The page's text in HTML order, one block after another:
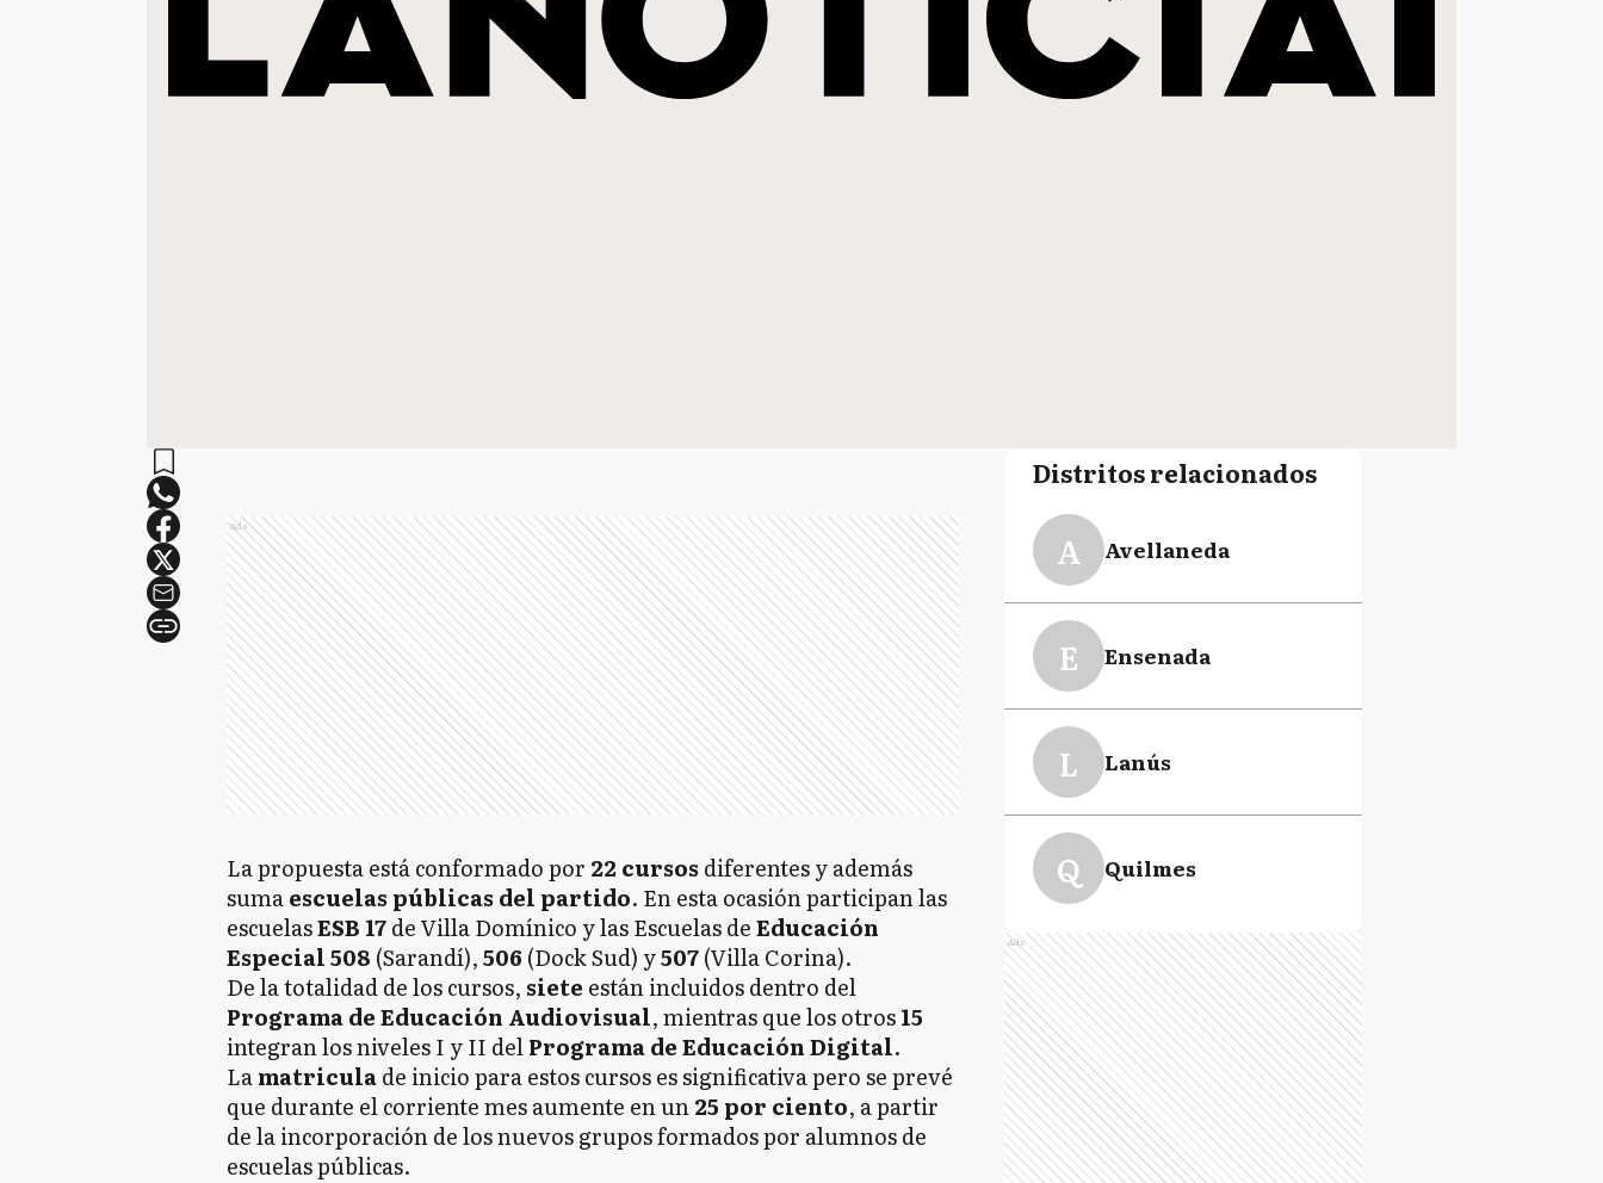
Ads
La propuesta está conformado por 22 cursos diferentes y además
sumaescuelas públicas del partido. En esta ocasión participan las
escuelasESB 17de Villa Domínico y las Escuelas deEducación
Especial 508 (Sarandí),506 (Dock Sud) y507(Villa Corina).
De la totalidad de los cursos, siete están incluidos dentro del
Programa de Educación Audiovisual, mientras que los otros15
integran los niveles I y II delPrograma de Educación Digital.
Lamatriculade inicio para estos cursos es significativa pero se prevé
que durante el corriente mes aumente en un25 por ciento, a partir
de la incorporación de los nuevos grupos formados por alumnos de
escuelas públicas.
Distritos relacionados
A Avellaneda
E Ensenada
L Lanús
Q Quilmes
Ads